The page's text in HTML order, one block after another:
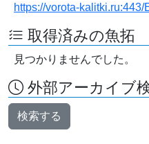
https://vorota-
取得済みの魚拓
見つかりませんでした。
外部アーカイブ
検索する